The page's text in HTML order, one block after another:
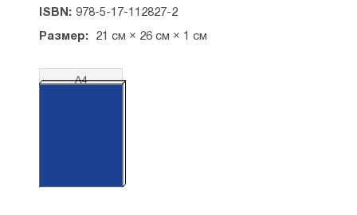
ISBN: 978-5-17-112827-2
Размер: 21 см × 26 см × 1 см
А4